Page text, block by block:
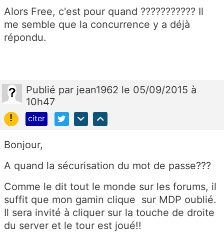
Alors Free, c'est pour quand ??????????? Il
me semble que la concurrence y a déjà
répondu.
Publié par jean1962 le 05/09/2015 à
10h47
!
citer
Bonjour,
A quand la sécurisation du mot de passe???
Comme le dit tout le monde sur les forums, il
suffit que mon gamin clique sur MDP oublié.
Il sera invité à cliquer sur la touche de droite
du server et le tour est joué!!